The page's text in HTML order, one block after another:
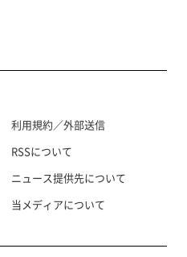
利用規約／外部送信
RSSについて
ニュース提供先について
当メディアについて